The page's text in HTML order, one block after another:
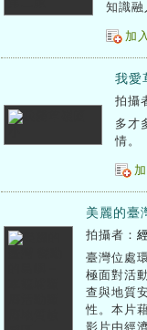
知識融
加
我愛
拍攝
多才
情。
美麗的臺
拍攝者：
臺灣位處
極面對活
查與地質
性。本片